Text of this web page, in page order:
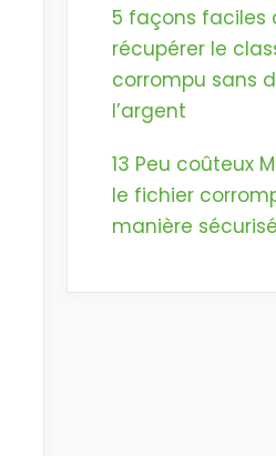
5 façons faciles
récupérer le
corrompu sans
l’argent
13 Peu coûteux
le fichier
manière